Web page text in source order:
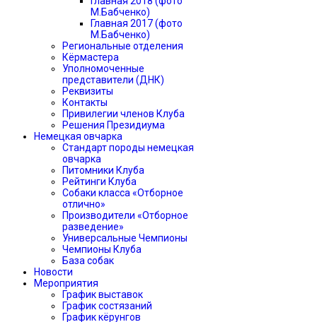
М.Бабченко)
Главная 2017 (фото
М.Бабченко)
Региональные отделения
Кёрмастера
Уполномоченные
представители (ДНК)
Реквизиты
Контакты
Привилегии членов Клуба
Решения Президиума
Немецкая овчарка
Стандарт породы немецкая
овчарка
Питомники Клуба
Рейтинги Клуба
Собаки класса «Отборное
отлично»
Производители «Отборное
разведение»
Универсальные Чемпионы
Чемпионы Клуба
База собак
Новости
Мероприятия
График выставок
График состязаний
График кёрунгов